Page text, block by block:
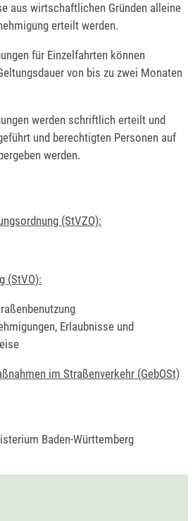
aus wirtschaftlichen Gründen alleine
erteilt werden.
für Einzelfahrten können
von bis zu zwei Monaten
werden schriftlich erteilt und
und berechtigten Personen auf
werden.
(StVZO):
(StVO):
Erlaubnisse und
im Straßenverkehr (GebOSt)
Baden-Württemberg